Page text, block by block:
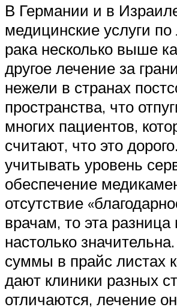
В Германии и в
медицинские услуги
рака несколько выше
другое лечение за
нежели в странах
пространства, что
многих пациентов,
считают, что это
учитывать уровень
обеспечение
отсутствие
врачам, то эта разница
настолько
суммы в прайс листах
дают клиники разных
отличаются, лечение